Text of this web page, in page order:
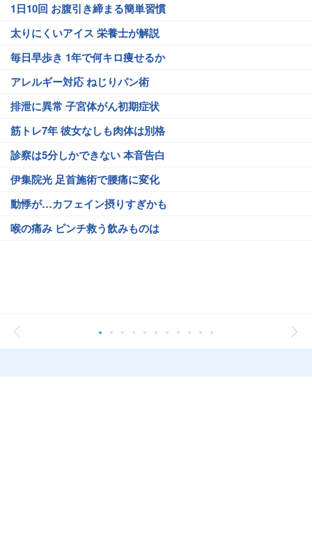
1日10回 お腹引き締まる簡単習慣
太りにくいアイス 栄養士が解説
毎日早歩き 1年で何キロ痩せるか
アレルギー対応 ねじりパン術
排泄に異常 子宮体がん初期症状
筋トレ7年 彼女なしも肉体は別格
診察は5分しかできない 本音告白
伊集院光 足首施術で腰痛に変化
動悸が…カフェイン摂りすぎかも
喉の痛み ピンチ救う飲みものは